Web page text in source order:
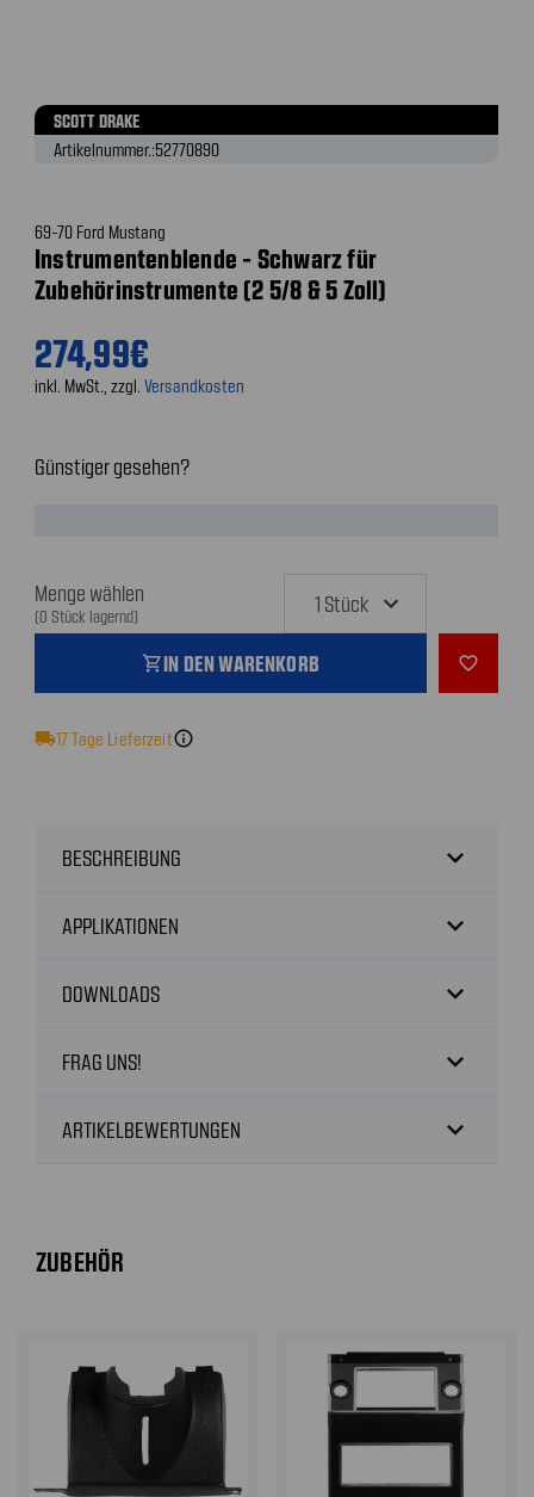
SCOTT DRAKE
Artikelnummer.:52770890
69-70 Ford Mustang
Instrumentenblende - Schwarz für
Zubehörinstrumente (2 5/8 & 5 Zoll)
274,99€
inkl. MwSt., zzgl. Versandkosten
Günstiger gesehen?
Menge wählen
(0 Stück lagernd)
shopping_cartIN DEN WARENKORB favorite_outline
local_shipping17Tage Lieferzeitinfo
BESCHREIBUNG expand_more
APPLIKATIONEN expand_more
DOWNLOADS expand_more
FRAG UNS! expand_more
ARTIKELBEWERTUNGEN expand_more
ZUBEHÖR